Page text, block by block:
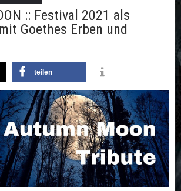
:: Festival 2021 als
Goethes Erben und
teilen